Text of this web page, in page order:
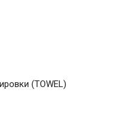
(TOWEL)